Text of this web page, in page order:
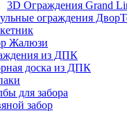
3D Ограждения Grand
ограждения
Жалюзи
из ДПК
доска из ДПК
для забора
забор